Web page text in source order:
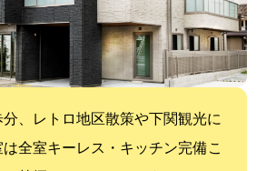
分、レトロ地区散策や下関観光に
全室キーレス・キッチン完備 こ